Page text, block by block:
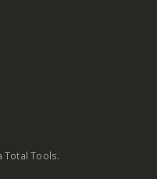
Total Tools.